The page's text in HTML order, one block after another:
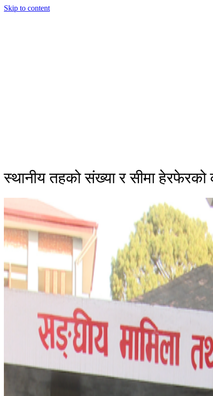
Skip to content
स्थानीय तहको संख्या र सीमा हेरफेरको